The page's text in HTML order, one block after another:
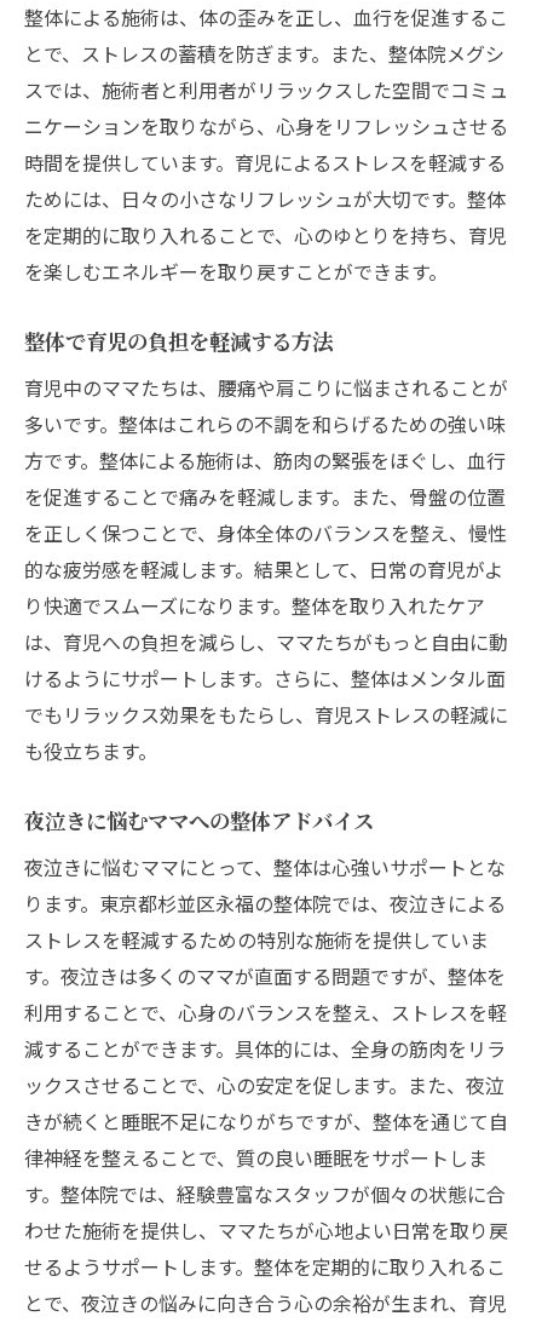
整体による施術は、体の歪みを正し、血行を促進するこ
とで、ストレスの蓄積を防ぎます。また、整体院メグシ
スでは、施術者と利用者がリラックスした空間でコミュ
ニケーションを取りながら、心身をリフレッシュさせる
時間を提供しています。育児によるストレスを軽減する
ためには、日々の小さなリフレッシュが大切です。整体
を定期的に取り入れることで、心のゆとりを持ち、育児
を楽しむエネルギーを取り戻すことができます。
整体で育児の負担を軽減する方法
育児中のママたちは、腰痛や肩こりに悩まされることが
多いです。整体はこれらの不調を和らげるための強い味
方です。整体による施術は、筋肉の緊張をほぐし、血行
を促進することで痛みを軽減します。また、骨盤の位置
を正しく保つことで、身体全体のバランスを整え、慢性
的な疲労感を軽減します。結果として、日常の育児がよ
り快適でスムーズになります。整体を取り入れたケア
は、育児への負担を減らし、ママたちがもっと自由に動
けるようにサポートします。さらに、整体はメンタル面
でもリラックス効果をもたらし、育児ストレスの軽減に
も役立ちます。
夜泣きに悩むママへの整体アドバイス
夜泣きに悩むママにとって、整体は心強いサポートとな
ります。東京都杉並区永福の整体院では、夜泣きによる
ストレスを軽減するための特別な施術を提供していま
す。夜泣きは多くのママが直面する問題ですが、整体を
利用することで、心身のバランスを整え、ストレスを軽
減することができます。具体的には、全身の筋肉をリラ
ックスさせることで、心の安定を促します。また、夜泣
きが続くと睡眠不足になりがちですが、整体を通じて自
律神経を整えることで、質の良い睡眠をサポートしま
す。整体院では、経験豊富なスタッフが個々の状態に合
わせた施術を提供し、ママたちが心地よい日常を取り戻
せるようサポートします。整体を定期的に取り入れるこ
とで、夜泣きの悩みに向き合う心の余裕が生まれ、育児